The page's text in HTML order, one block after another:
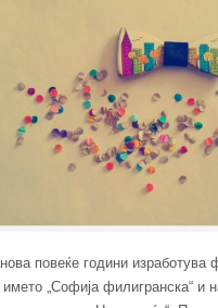
повеќе години изработува
„Софија филигранска“ и